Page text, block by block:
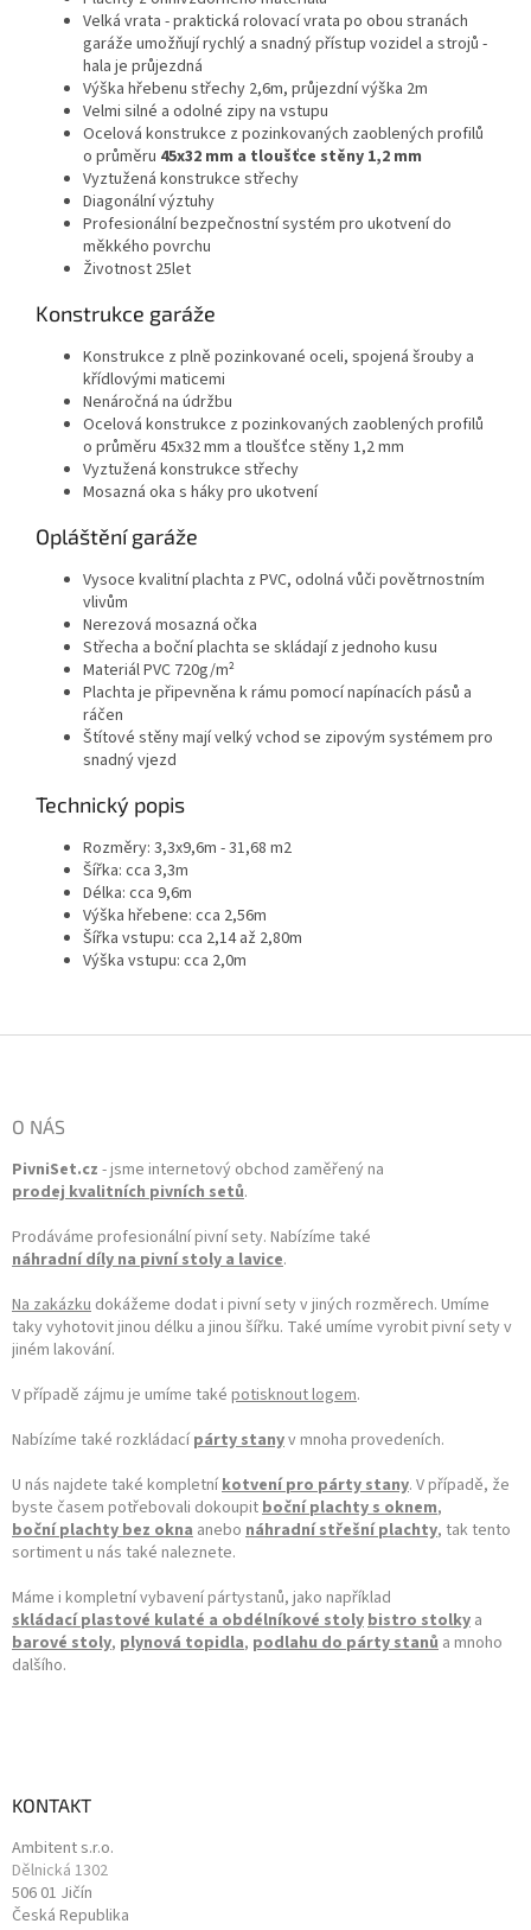
Velká vrata - praktická rolovací vrata po obou stranách
garáže umožňují rychlý a snadný přístup vozidel a strojů -
hala je průjezdná
Výška hřebenu střechy 2,6m, průjezdní výška 2m
Velmi silné a odolné zipy na vstupu
Ocelová konstrukce z pozinkovaných zaoblených profilů
o průměru 45x32 mm a tloušťce stěny 1,2 mm
Vyztužená konstrukce střechy
Diagonální výztuhy
Profesionální bezpečnostní systém pro ukotvení do
měkkého povrchu
Životnost 25let
Konstrukce garáže
Konstrukce z plně pozinkované oceli, spojená šrouby a
křídlovými maticemi
Nenáročná na údržbu
Ocelová konstrukce z pozinkovaných zaoblených profilů
o průměru 45x32 mm a tloušťce stěny 1,2 mm
Vyztužená konstrukce střechy
Mosazná oka s háky pro ukotvení
Opláštění garáže
Vysoce kvalitní plachta z PVC, odolná vůči povětrnostním
vlivům
Nerezová mosazná očka
Střecha a boční plachta se skládají z jednoho kusu
Materiál PVC 720g/m²
Plachta je připevněna k rámu pomocí napínacích pásů a
ráčen
Štítové stěny mají velký vchod se zipovým systémem pro
snadný vjezd
Technický popis
Rozměry: 3,3x9,6m - 31,68 m2
Šířka: cca 3,3m
Délka: cca 9,6m
Výška hřebene: cca 2,56m
Šířka vstupu: cca 2,14 až 2,80m
Výška vstupu: cca 2,0m
O NÁS
PivniSet.cz - jsme internetový obchod zaměřený na
prodej kvalitních pivních setů.
Prodáváme profesionální pivní sety. Nabízíme také
náhradní díly na pivní stoly a lavice.
Na zakázku dokážeme dodat i pivní sety v jiných rozměrech. Umíme
taky vyhotovit jinou délku a jinou šířku. Také umíme vyrobit pivní sety v
jiném lakování.
V případě zájmu je umíme také potisknout logem.
Nabízíme také rozkládací párty stanyv mnoha provedeních.
U nás najdete také kompletníkotvení pro párty stany. V případě, že
byste časem potřebovali dokoupitboční plachty s oknem,
boční plachty bez okna anebo náhradní střešní plachty, tak tento
sortiment u nás také naleznete.
Máme i kompletní vybavení pártystanů, jako například
skládací plastové kulaté a obdélníkové stolybistro stolky a
barové stoly, plynová topidla, podlahu do párty stanů a mnoho
dalšího.
KONTAKT
Ambitent s.r.o.
Dělnická 1302
506 01 Jičín
Česká Republika